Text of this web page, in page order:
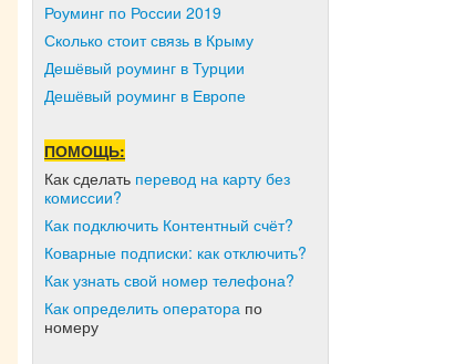
Роуминг по России 2019
Сколько стоит связь в Крыму
Дешёвый роуминг в Турции
Дешёвый роуминг в Европе
ПОМОЩЬ:
Как сделать перевод на карту без
комиссии?
Как подключить Контентный счёт?
Коварные подписки: как отключить?
Как узнать свой номер телефона?
Как определить оператора по
номеру